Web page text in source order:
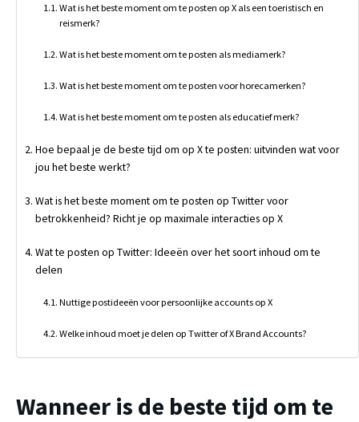
Wat is het beste moment om te posten op X als een toeristisch en
reismerk?
Wat is het beste moment om te posten als mediamerk?
Wat is het beste moment om te posten voor horecamerken?
Wat is het beste moment om te posten als educatief merk?
Hoe bepaal je de beste tijd om op X te posten: uitvinden wat voor
jou het beste werkt?
Wat is het beste moment om te posten op Twitter voor
betrokkenheid? Richt je op maximale interacties op X
Wat te posten op Twitter: Ideeën over het soort inhoud om te
delen
Nuttige postideeën voor persoonlijke accounts op X
Welke inhoud moet je delen op Twitter of X Brand Accounts?
Wanneer is de beste tijd om te